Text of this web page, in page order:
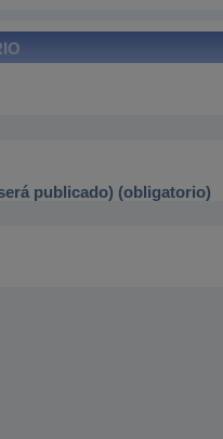
publicado) (obligatorio)